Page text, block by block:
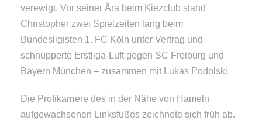
verewigt. Vor seiner Ära beim Kiezclub stand
Christopher zwei Spielzeiten lang beim
Bundesligisten 1. FC Köln unter Vertrag und
schnupperte Erstliga-Luft gegen SC Freiburg und
Bayern München – zusammen mit Lukas Podolski.
Die Profikarriere des in der Nähe von Hameln
aufgewachsenen Linksfußes zeichnete sich früh ab.